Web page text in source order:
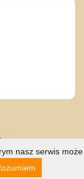
nasz serwis może